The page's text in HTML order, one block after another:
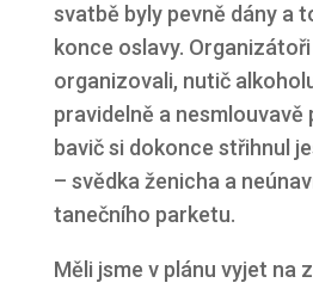
svatbě byly pevně dány a
konce oslavy.
organizovali, nutič
pravidelně a nesmlouvavě
bavič si dokonce střihnul
– svědka ženicha a
tanečního parketu.
Měli jsme v plánu vyjet na